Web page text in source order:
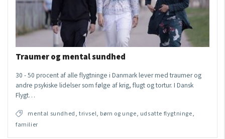
Traumer og mental sundhed
30 - 50 procent af alle flygtninge i Danmark lever med traumer og
andre psykiske lidelser som følge af krig, flugt og tortur. I Dansk
Flygt…
mental sundhed, trivsel, børn og unge, udsatte flygtninge,
familier